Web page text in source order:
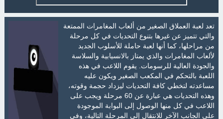
تعد لعبة العملاق الصغير من ألعاب المغامرات الممتعة
والتي تتميز عن غيرها بتنوع التحديات في كل مرحلة
من مراحلها، كما أنها لعبة حاملة للأسلوب الجديد
لألعاب المغامرات والذي يمتاز بالانسيابية والسلاسة
والجودة العالية للرسومات. يقوم اللاعب في هذه
اللعبة بالتحكم في المكعب الصغير ويكون عليه
مساعدته لتخطي كافة التحديات ليزداد حجمة وقوته،
وهذه التحديات هي عبارة عن 60 مرحلة ويجب على
اللاعب في كل منها الوصول إلى البوابة الموجودة
على الجانب الآخر للانتقال إلى المرحلة التالية، وفي